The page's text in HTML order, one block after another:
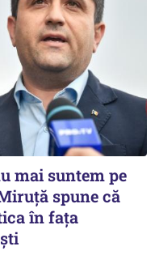
mai suntem pe
spune că
în fața